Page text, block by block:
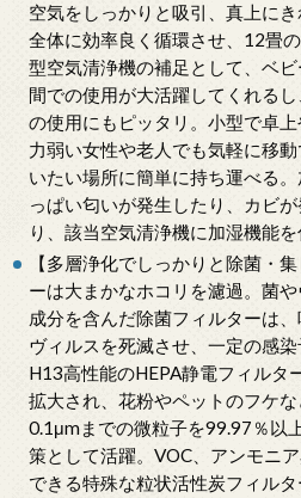
空気をしっかりと吸引、真上に
全体に効率良く循環させ、12畳
型空気清浄機の補足として、ベ
間での使用が大活躍してくれる
の使用にもピッタリ。小型で卓上
力弱い女性や老人でも気軽に移
いたい場所に簡単に持ち運べる
っぱい匂いが発生したり、カビ
り、該当空気清浄機に加湿機能を
【多層浄化でしっかりと除菌・
ーは大まかなホコリを濾過。菌
成分を含んだ除菌フィルターは
ヴィルスを死滅させ、一定の感染
H13高性能のHEPA静電フィルタ
拡大され、花粉やペットのフケ
0.1μmまでの微粒子を99.97％以
策として活躍。VOC、アンモニ
できる特殊な粒状活性炭フィル